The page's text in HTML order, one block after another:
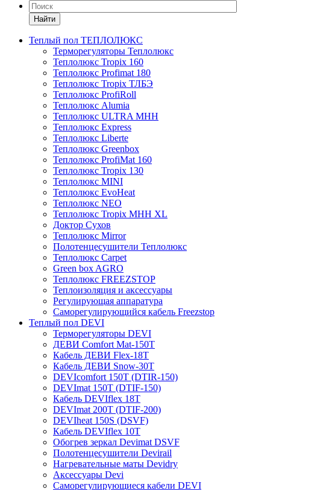
Найти
Теплый пол ТЕПЛОЛЮКС
Терморегуляторы Теплолюкс
Теплолюкс Tropix 160
Теплолюкс Profimat 180
Теплолюкс Tropix ТЛБЭ
Теплолюкс ProfiRoll
Теплолюкс Alumia
Теплолюкс ULTRA МНН
Теплолюкс Express
Теплолюкс Liberte
Теплолюкс Greenbox
Теплолюкс ProfiMat 160
Теплолюкс Tropix 130
Теплолюкс MINI
Теплолюкс EvoHeat
Теплолюкс NEO
Теплолюкс Tropix МНН XL
Доктор Сухов
Теплолюкс Mirror
Полотенцесушители Теплолюкс
Теплолюкс Carpet
Green box AGRO
Теплолюкс FREEZSTOP
Теплоизоляция и аксессуары
Регулирующая аппаратура
Cаморегулирующийся кабель Freezstop
Теплый пол DEVI
Терморегуляторы DEVI
ДЕВИ Comfort Mat-150T
Кабель ДЕВИ Flex-18T
Кабель ДЕВИ Snow-30T
DEVIcomfort 150T (DTIR-150)
DEVImat 150T (DTIF-150)
Кабель DEVIflex 18T
DEVImat 200T (DTIF-200)
DEVIheat 150S (DSVF)
Кабель DEVIflex 10T
Обогрев зеркал Devimat DSVF
Полотенцесушители Devirail
Нагревательные маты Devidry
Аксессуары Devi
Саморегулирующиеся кабели DEVI